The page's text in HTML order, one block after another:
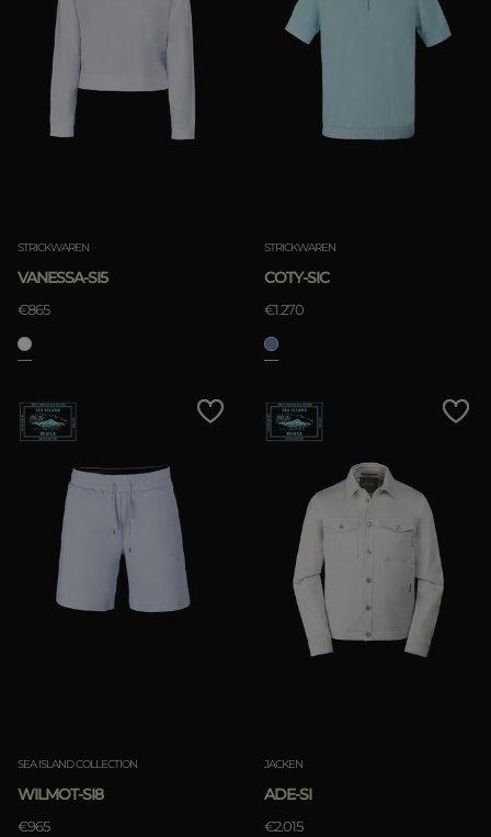
STRICKWAREN
VANESSA-SI5
€865
STRICKWAREN
COTY-SIC
€1.270
SEA ISLAND COLLECTION
WILMOT-SI8
€965
JACKEN
ADE-SI
€2.015